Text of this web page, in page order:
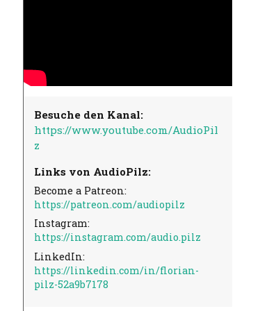
Besuche den Kanal:
https://www.youtube.com/AudioPil
z
Links von AudioPilz:
Become a Patreon:
https://patreon.com/audiopilz
Instagram:
https://instagram.com/audio.pilz
LinkedIn:
https://linkedin.com/in/florian-
pilz-52a9b7178